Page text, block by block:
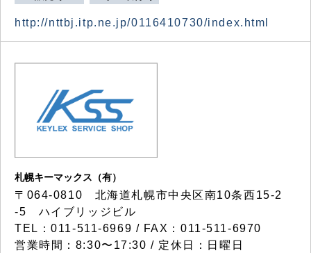
http://nttbj.itp.ne.jp/0116410730/index.html
札幌キーマックス（有）
〒064-0810 北海道札幌市中央区南10条西15-2
-5 ハイブリッジビル
TEL：011-511-6969 / FAX：011-511-6970
営業時間：8:30〜17:30 / 定休日：日曜日